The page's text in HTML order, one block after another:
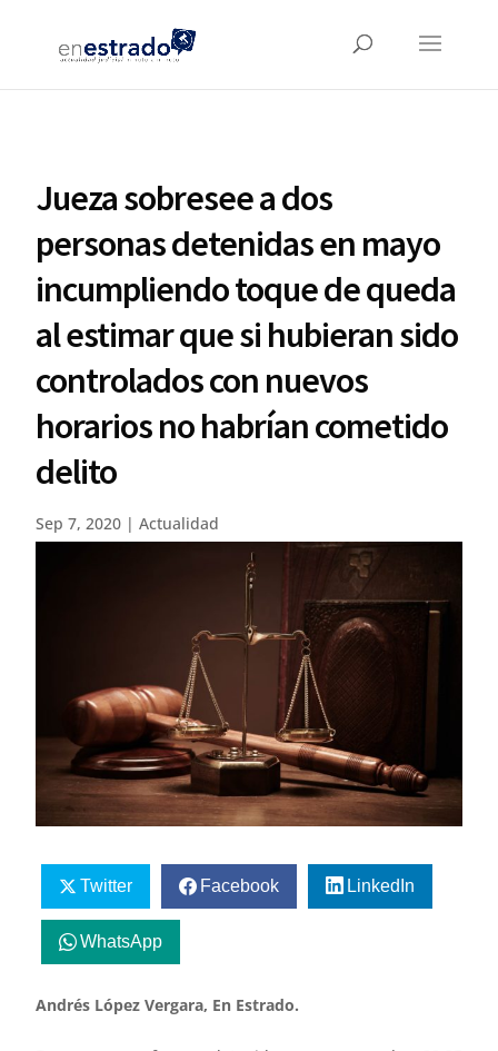
Jueza sobresee a dos
personas detenidas en mayo
incumpliendo toque de queda
al estimar que si hubieran sido
controlados con nuevos
horarios no habrían cometido
delito
Sep 7, 2020 |Actualidad
Twitter Facebook LinkedIn
WhatsApp
Andrés López Vergara, En Estrado.